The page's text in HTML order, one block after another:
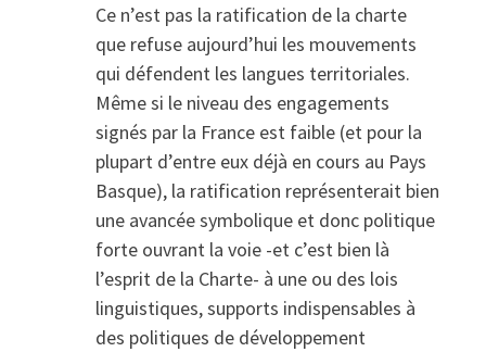
Ce n’est pas la ratification de la charte
que refuse aujourd’hui les mouvements
qui défendent les langues territoriales.
Même si le niveau des engagements
signés par la France est faible (et pour la
plupart d’entre eux déjà en cours au Pays
Basque), la ratification représenterait bien
une avancée symbolique et donc politique
forte ouvrant la voie -et c’est bien là
l’esprit de la Charte- à une ou des lois
linguistiques, supports indispensables à
des politiques de développement